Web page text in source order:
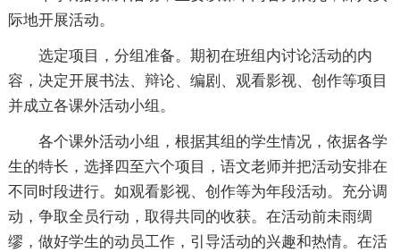
际地开展活动。
选定项目，分组准备。期初在班组内讨论活动的内
容，决定开展书法、辩论、编剧、观看影视、创作等项目
并成立各课外活动小组。
各个课外活动小组，根据其组的学生情况，依据各学
生的特长，选择四至六个项目，语文老师并把活动安排在
不同时段进行。如观看影视、创作等为年段活动。充分调
动，争取全员行动，取得共同的收获。在活动前未雨绸
缪，做好学生的动员工作，引导活动的兴趣和热情。在活